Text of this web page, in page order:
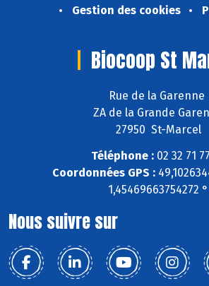
Gestion des cookies
Biocoop St
Rue de la Garenne
ZA de la Grande
27950 St-Marcel
Téléphone :02 32 71
Coordonnées GPS :
1,45469663754272 °
Nous suivre sur